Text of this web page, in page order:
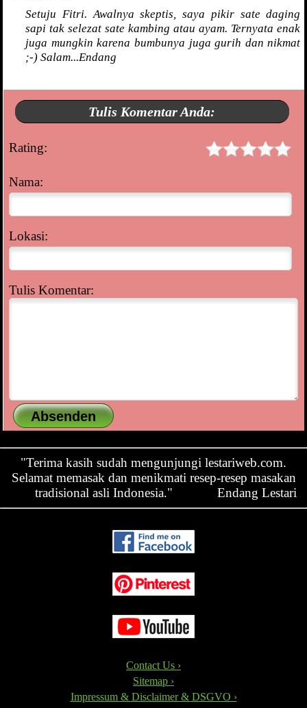
Setuju Fitri. Awalnya skeptis, saya pikir sate daging
sapi tak selezat sate kambing atau ayam. Ternyata enak
juga mungkin karena bumbunya juga gurih dan nikmat
;-) Salam...Endang
Tulis Komentar Anda:
Rating:
Nama:
Lokasi:
Tulis Komentar:
"Terima kasih sudah mengunjungi lestariweb.com.
Selamat memasak dan menikmati resep-resep masakan
tradisional asli Indonesia."
Endang Lestari
Contact Us ›
Sitemap ›
Impressum & Disclaimer & DSGVO ›